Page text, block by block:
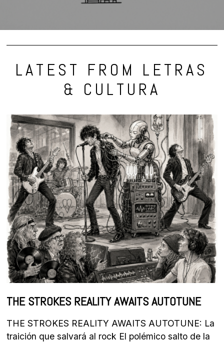
LATEST FROM LETRAS
& CULTURA
THE STROKES REALITY AWAITS AUTOTUNE
THE STROKES REALITY AWAITS AUTOTUNE: La
traición que salvará al rock El polémico salto de la